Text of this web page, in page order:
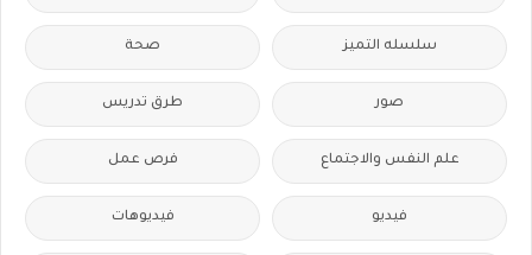
سلسله التميز صحة
صور طرق تدريس
علم النفس والاجتماع فرص عمل
فيديو فيديوهات